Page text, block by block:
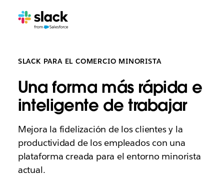
SLACK PARA EL COMERCIO MINORISTA
Una forma más rápida e
inteligente de trabajar
Mejora la fidelización de los clientes y la
productividad de los empleados con una
plataforma creada para el entorno minorista
actual.